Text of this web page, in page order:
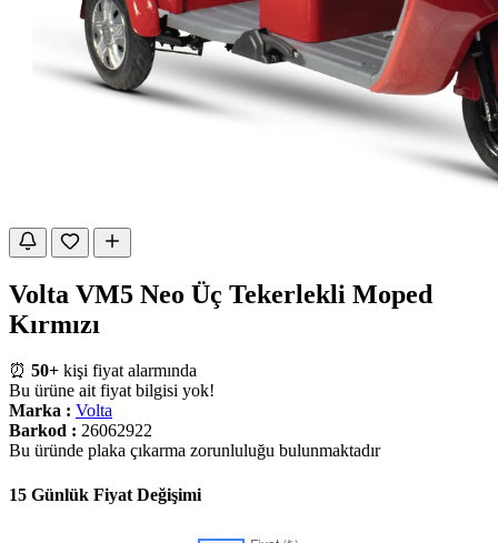
Volta VM5 Neo Üç Tekerlekli Moped
Kırmızı
⏰ 50+ kişi fiyat alarmında
Bu ürüne ait fiyat bilgisi yok!
Marka : Volta
Barkod : 26062922
Bu üründe plaka çıkarma zorunluluğu bulunmaktadır
15 Günlük Fiyat Değişimi